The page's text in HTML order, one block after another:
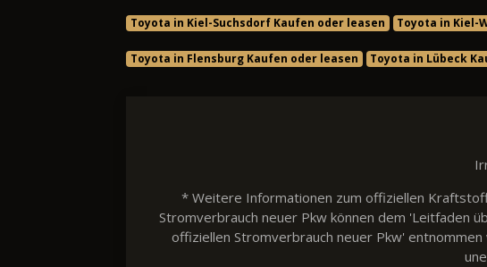
Toyota in Kiel-Suchsdorf Kaufen oder leasen Toyota in Kiel-
Toyota in Flensburg Kaufen oder leasen Toyota in Lübeck
* Weitere Informationen zum offiziellen
Stromverbrauch neuer Pkw können dem 'Leitfaden
offiziellen Stromverbrauch neuer Pkw'